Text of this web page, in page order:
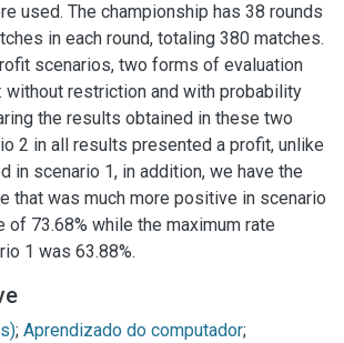
used. The championship has 38 rounds
in each round, totaling 380 matches.
scenarios, two forms of evaluation
restriction and with probability
the results obtained in these two
2 in all results presented a profit, unlike
in scenario 1, in addition, we have the
that was much more positive in scenario
of 73.68% while the maximum rate
1 was 63.88%.
; Aprendizado do computador;